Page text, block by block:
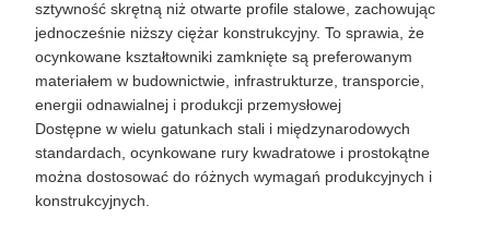
sztywność skrętną niż otwarte profile stalowe, zachowując
jednocześnie niższy ciężar konstrukcyjny. To sprawia, że ​​
ocynkowane kształtowniki zamknięte są preferowanym
materiałem w budownictwie, infrastrukturze, transporcie,
energii odnawialnej i produkcji przemysłowej
Dostępne w wielu gatunkach stali i międzynarodowych
standardach, ocynkowane rury kwadratowe i prostokątne
można dostosować do różnych wymagań produkcyjnych i
konstrukcyjnych.